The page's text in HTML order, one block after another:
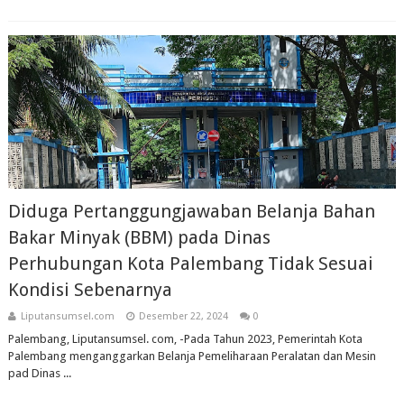
Diduga Pertanggungjawaban Belanja Bahan
Bakar Minyak (BBM) pada Dinas
Perhubungan Kota Palembang Tidak Sesuai
Kondisi Sebenarnya
Liputansumsel.com Desember 22, 2024 0
Palembang, Liputansumsel. com, -Pada Tahun 2023, Pemerintah Kota
Palembang menganggarkan Belanja Pemeliharaan Peralatan dan Mesin
pad Dinas ...